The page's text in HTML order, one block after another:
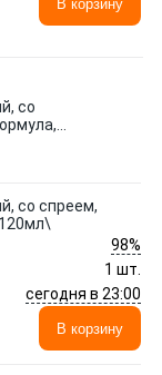
В корзину
со
со спреем,
98%
1 шт.
сегодня в 23:00
В корзину